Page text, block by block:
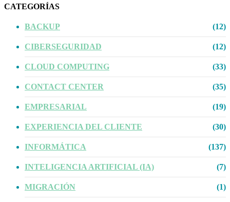
CATEGORÍAS
BACKUP (12)
CIBERSEGURIDAD (12)
CLOUD COMPUTING (33)
CONTACT CENTER (35)
EMPRESARIAL (19)
EXPERIENCIA DEL CLIENTE (30)
INFORMÁTICA (137)
INTELIGENCIA ARTIFICIAL (IA) (7)
MIGRACIÓN (1)